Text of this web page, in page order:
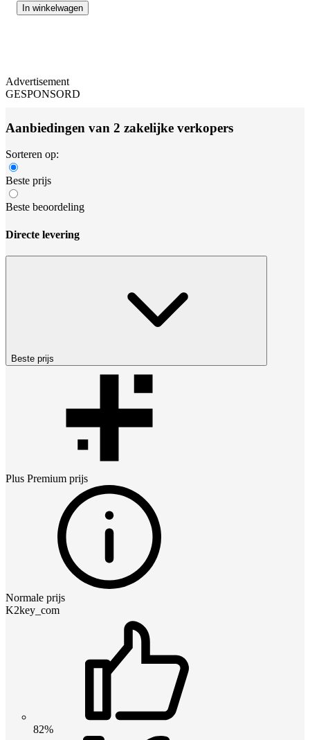
In winkelwagen
Advertisement
GESPONSORD
Aanbiedingen van 2 zakelijke verkopers
Sorteren op:
Beste prijs
Beste beoordeling
Directe levering
Beste prijs
Plus Premium prijs
Normale prijs
K2key_com
82%